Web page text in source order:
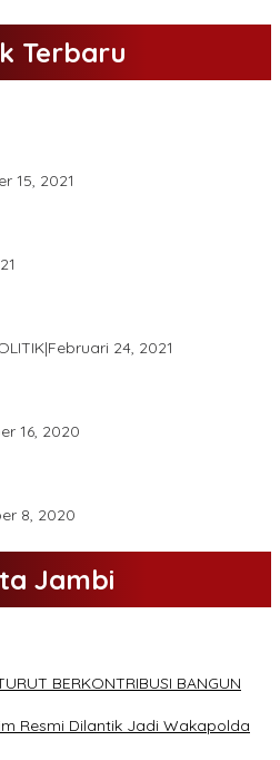
Terbaru
15, 2021
|Februari 24, 2021
16, 2020
8, 2020
Jambi
BERKONTRIBUSI BANGUN
Resmi Dilantik Jadi Wakapolda